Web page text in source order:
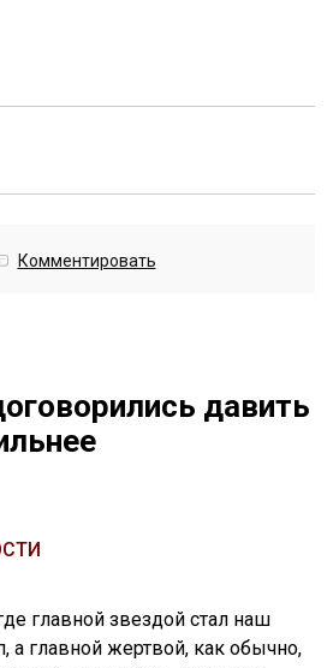
Комментировать
давить
главной звездой стал наш
а главной жертвой, как обычно,